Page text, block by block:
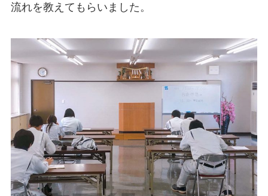
流れを教えてもらいました。